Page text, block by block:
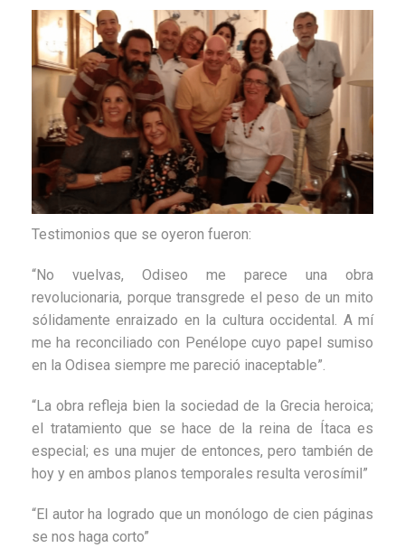
Testimonios que se oyeron fueron:
“No vuelvas, Odiseo me parece una obra
revolucionaria, porque transgrede el peso de un mito
sólidamente enraizado en la cultura occidental. A mí
me ha reconciliado con Penélope cuyo papel sumiso
en la Odisea siempre me pareció inaceptable”.
“La obra refleja bien la sociedad de la Grecia heroica;
el tratamiento que se hace de la reina de Ítaca es
especial; es una mujer de entonces, pero también de
hoy y en ambos planos temporales resulta verosímil”
“El autor ha logrado que un monólogo de cien páginas
se nos haga corto”